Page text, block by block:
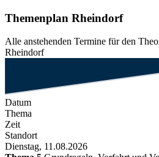
Themenplan Rheindorf
Alle anstehenden Termine für den
Rheindorf
Datum
Thema
Zeit
Standort
Dienstag, 11.08.2026